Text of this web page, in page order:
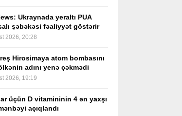
Ukraynada yeraltı PUA
şəbəkəsi fəaliyyət göstərir
2026, 20:28
Hirosimaya atom bombasını
adını yenə çəkmədi
2026, 19:19
üçün D vitamininin 4 ən yaxşı
açıqlandı